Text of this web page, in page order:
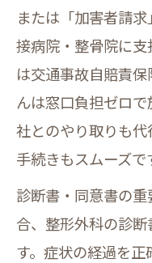
または「加害者請
接病院・整骨院に
は交通事故自賠責
んは窓口負担ゼロ
社とのやり取りも
手続きもスムーズで
診断書・同意書の
合、整形外科の診
す。症状の経過を